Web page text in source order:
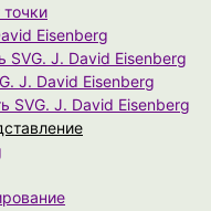
Eisenberg
SVG. J. David Eisenberg
J. David Eisenberg
SVG. J. David Eisenberg